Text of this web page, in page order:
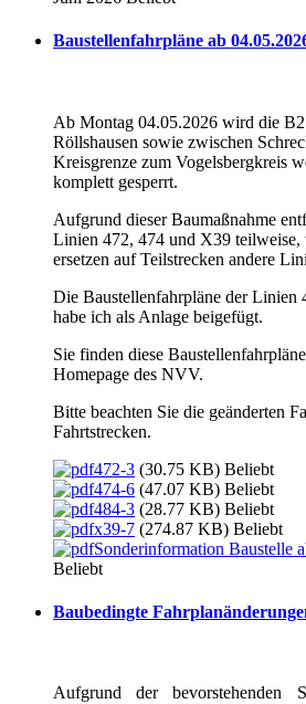
Baustellenfahrpläne ab
Ab Montag 04.05.2026 wird die
Röllshausen sowie zwischen
Kreisgrenze zum Vogelsbergkreis
komplett gesperrt.
Aufgrund dieser Baumaßnahme
Linien 472, 474 und X39 teilweise,
ersetzen auf Teilstrecken andere
Die Baustellenfahrpläne der Linien
habe ich als Anlage beigefügt.
Sie finden diese
Homepage des NVV.
Bitte beachten Sie die geänderten
Fahrtstrecken.
472-3 (30.75 KB) Beliebt
474-6 (47.07 KB) Beliebt
484-3 (28.77 KB) Beliebt
x39-7 (274.87 KB) Beliebt
Sonderinformation Baustelle
Beliebt
Baubedingte
Aufgrund der bevorstehenden